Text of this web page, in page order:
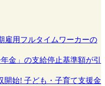
雇用フルタイムワーカーの
金」の支給停止基準額が引
開始! 子ども・子育て支援金